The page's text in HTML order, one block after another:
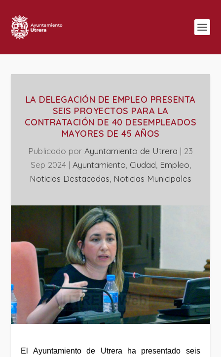
LA DELEGACIÓN DE EMPLEO PRESENTA
SEIS PROYECTOS PARA LA
CONTRATACIÓN DE 40 DESEMPLEADOS
MAYORES DE 45 AÑOS
Publicado por Ayuntamiento de Utrera | 23
Sep 2024| Ayuntamiento Ciudad Empleo
Noticias Destacadas ‎Noticias Municipales
El Ayuntamiento de Utrera ha presentado seis